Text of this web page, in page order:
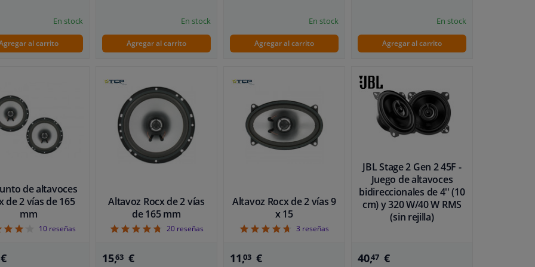
En stock
al carrito
En stock
Agregar al carrito
En stock
Agregar al carrito
En stock
Agregar al carrito
de altavoces
de 2 vías de 165
mm
4.2
10reseñas
€
Altavoz Rocx de 2 vías
de 165 mm
4.75
20reseñas
15,63 €
Altavoz Rocx de 2 vías 9
x 15
4.67
3 reseñas
11,03 €
JBL Stage 2 Gen 2 45F -
Juego de altavoces
bidireccionales de 4'' (10
cm) y 320 W/40 W RMS
(sin rejilla)
40,47 €